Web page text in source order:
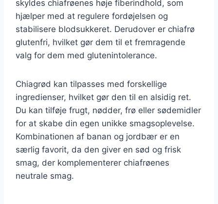
skyldes chiafrøenes høje fiberindhold, som
hjælper med at regulere fordøjelsen og
stabilisere blodsukkeret. Derudover er chiafrø
glutenfri, hvilket gør dem til et fremragende
valg for dem med glutenintolerance.
Chiagrød kan tilpasses med forskellige
ingredienser, hvilket gør den til en alsidig ret.
Du kan tilføje frugt, nødder, frø eller sødemidler
for at skabe din egen unikke smagsoplevelse.
Kombinationen af banan og jordbær er en
særlig favorit, da den giver en sød og frisk
smag, der komplementerer chiafrøenes
neutrale smag.